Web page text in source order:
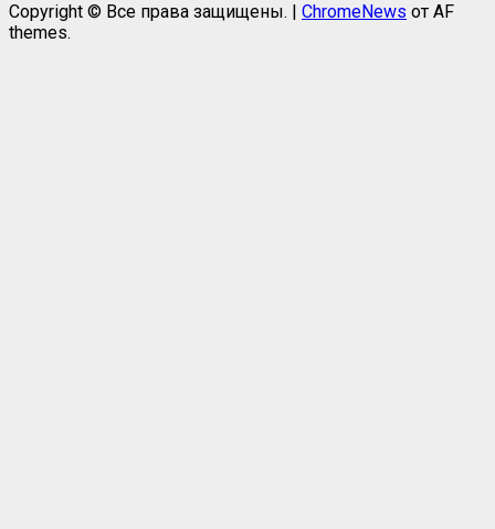
Copyright © Все права защищены.
ChromeNews от AF
themes.